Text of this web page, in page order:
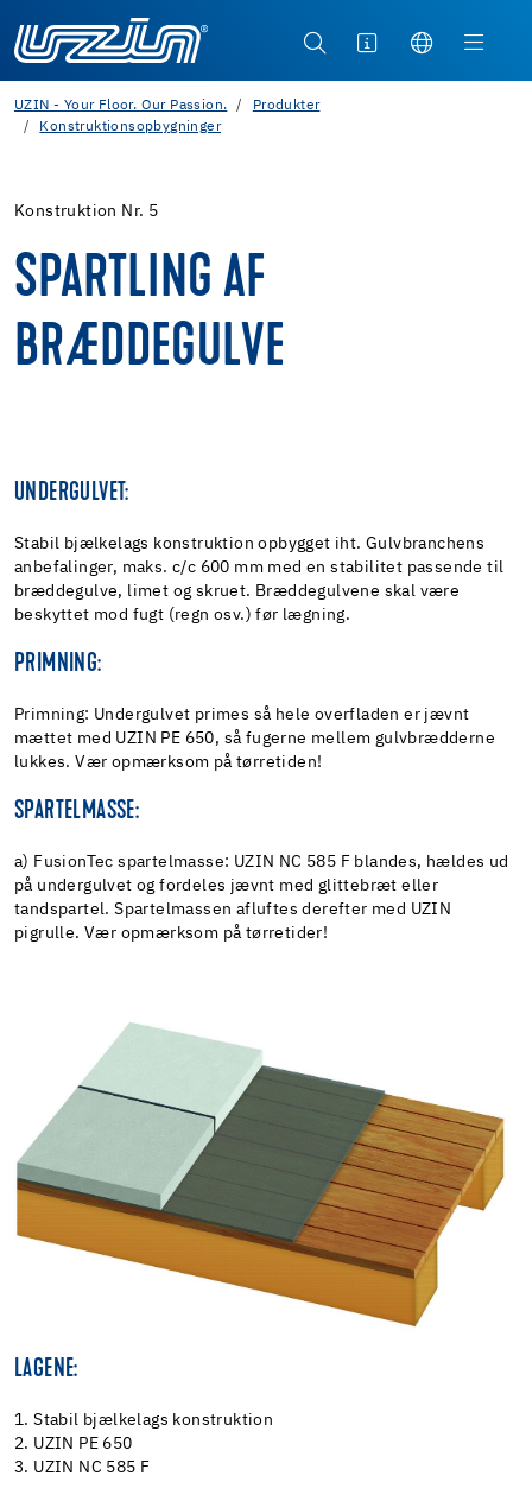
UZIN - Your Floor. Our Passion.
Produkter
Konstruktionsopbygninger
Konstruktion Nr. 5
SPARTLING AF
BRÆDDEGULVE
UNDERGULVET:
Stabil bjælkelags konstruktion opbygget iht. Gulvbranchens
anbefalinger, maks. c/c 600 mm med en stabilitet passende til
bræddegulve, limet og skruet. Bræddegulvene skal være
beskyttet mod fugt (regn osv.) før lægning.
PRIMNING:
Primning: Undergulvet primes så hele overfladen er jævnt
mættet med UZIN PE 650, så fugerne mellem gulvbrædderne
lukkes. Vær opmærksom på tørretiden!
SPARTELMASSE:
a) FusionTec spartelmasse: UZIN NC 585 F blandes, hældes ud
på undergulvet og fordeles jævnt med glittebræt eller
tandspartel. Spartelmassen afluftes derefter med UZIN
pigrulle. Vær opmærksom på tørretider!
LAGENE:
1. Stabil bjælkelags konstruktion
2. UZIN PE 650
3. UZIN NC 585 F